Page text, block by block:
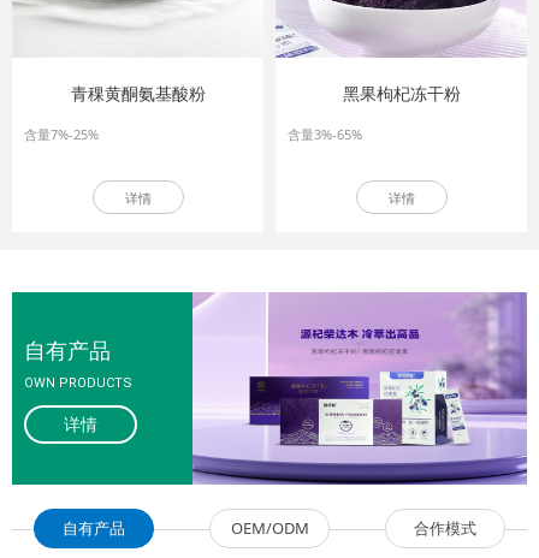
青稞黄酮氨基酸粉
含量7%-25%
详情
黑果枸杞冻干粉
含量3%-65%
详情
自有产品
OWN PRODUCTS
详情
OEM/ODM
OEM/ODM
详情
合作模式
COOPERATION MODEL
详情
自有产品 OEM/ODM 合作模式